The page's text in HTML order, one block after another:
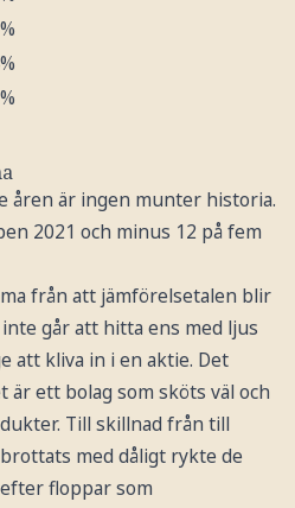
åren är ingen munter historia.
2021 och minus 12 på fem
från att jämförelsetalen blir
går att hitta ens med ljus
att kliva in i en aktie. Det
ett bolag som sköts väl och
Till skillnad från till
med dåligt rykte de
floppar som